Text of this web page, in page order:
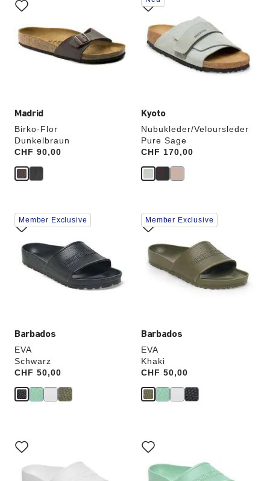
Madrid
Birko-Flor
Dunkelbraun
Price:
CHF 90,00
Anklicken
der
Farben
werden
die
Produktbilder
Kyoto
Nubukleder/Veloursleder
Pure Sage
Price:
CHF 170,00
Anklicken
der
Farben
werden
die
Produktbilder
aktualisiert.
Barbados
EVA
Schwarz
Price:
CHF 50,00
Durch
Anklicken
der
Farben
werden
Produktbilder
Member Exclusive
Barbados
EVA
Khaki
Price:
CHF 50,00
Durch
Anklicken
der
Farben
werden
die
Produktbilder
Member Exclusive
Anklicken
der
Farben
werden
Anklicken
der
Farben
werden